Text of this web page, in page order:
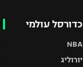
כדורסל עולמי
NBA
יורוליג